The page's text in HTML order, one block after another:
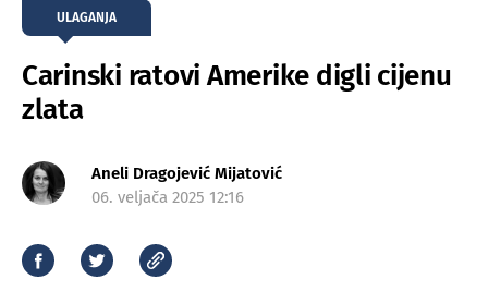
ULAGANJA
Carinski ratovi Amerike digli cijenu
zlata
Aneli Dragojević Mijatović
06. veljača 2025 12:16